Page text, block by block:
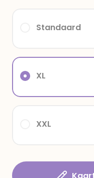
XXL
XL
Standaard